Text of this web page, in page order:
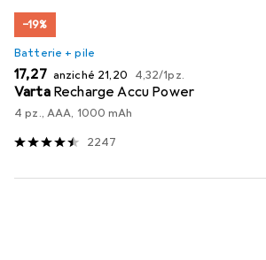
−19%
Batterie + pile
EUR
17,27 anziché EUR
21,20 EUR
4,32/1pz.
Varta Recharge Accu Power
4 pz., AAA, 1000 mAh
2247